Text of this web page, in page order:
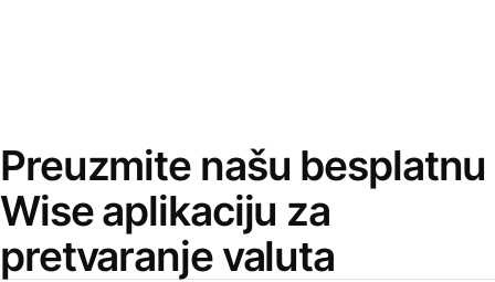
Preuzmite našu besplatnu
Wise aplikaciju za
pretvaranje valuta